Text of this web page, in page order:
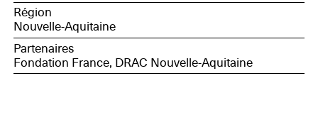
Région
Nouvelle-Aquitaine
Partenaires
Fondation France, DRAC Nouvelle-Aquitaine